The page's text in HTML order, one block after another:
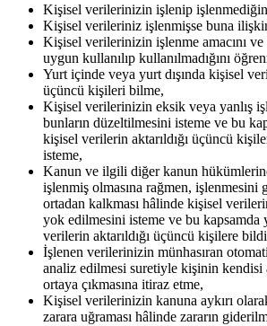
Kişisel verilerinizin işlenip
Kişisel verileriniz işlenmişse buna
Kişisel verilerinizin işlenme amacını ve
uygun kullanılıp kullanılmadığını
Yurt içinde veya yurt dışında kişisel
üçüncü kişileri bilme,
Kişisel verilerinizin eksik veya yanlış
bunların düzeltilmesini isteme ve bu
kişisel verilerin aktarıldığı üçüncü
isteme,
Kanun ve ilgili diğer kanun
işlenmiş olmasına rağmen, işlenmesini
ortadan kalkması hâlinde kişisel
yok edilmesini isteme ve bu kapsamda
verilerin aktarıldığı üçüncü kişilere
İşlenen verilerinizin münhasıran
analiz edilmesi suretiyle kişinin kendisi
ortaya çıkmasına itiraz etme,
Kişisel verilerinizin kanuna aykırı
zarara uğraması hâlinde zararın